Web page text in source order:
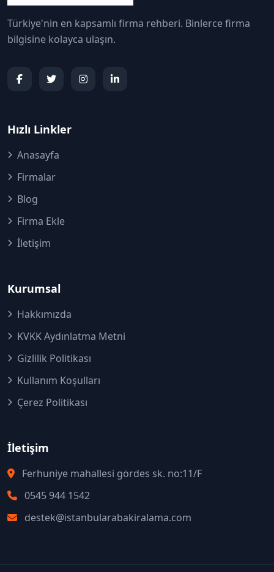
Türkiye'nin en kapsamlı firma rehberi. Binlerce firma
bilgisine kolayca ulaşın.
Hızlı Linkler
Anasayfa
Firmalar
Blog
Firma Ekle
İletişim
Kurumsal
Hakkımızda
KVKK Aydınlatma Metni
Gizlilik Politikası
Kullanım Koşulları
Çerez Politikası
İletişim
Ferhuniye mahallesi gördes sk. no:11/F
0545 944 1542
destek@istanbularabakiralama.com